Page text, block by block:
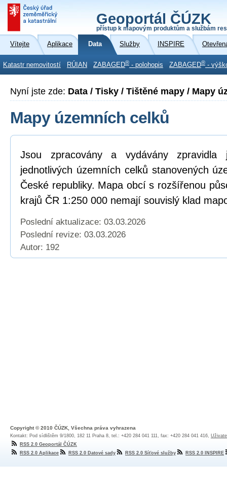
Geoportál ČÚZK
přístup k mapovým produktům a službám
Vítejte Aplikace Data Služby INSPIRE
Katastr nemovitostí RÚIAN ZABAGED® - polohopis ZABAGED® -
Nyní jste zde: Data / Tisky / Tištěné mapy / Mapy
Mapy územních celků
Jsou zpracovány a vydávány zpravidla
jednotlivých územních celků stanovených
České republiky. Mapa obcí s rozšířenou
krajů ČR 1:250 000 nemají souvislý klad
Poslední aktualizace: 03.03.2026
Poslední revize: 03.03.2026
Autor: 192
Copyright © 2010 ČÚZK, Všechna práva vyhrazena
Kontakt: Pod sídlištěm 9/1800, 182 11 Praha 8, tel.: +420 284 041 111, fax: +420 284 041 416,
RSS 2.0 Geoportál ČÚZK
RSS 2.0 Aplikace
RSS 2.0 Datové sady RSS 2.0 Síťové služby RSS 2.0 INSPIRE